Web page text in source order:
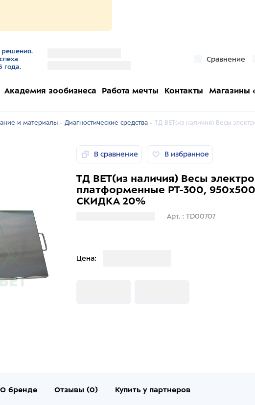
решения.
года.
Сравнение
Академия зообизнеса Работа мечты Контакты Магазины
и материалы - Диагностические средства - ТД ВЕТ(из наличия) Весы
В сравнение В избранное
ТД ВЕТ(из наличия) Весы
платформенные PT-300,
СКИДКА 20%
Арт. : TD00707
Цена:
О бренде Отзывы (0) Купить у партнеров